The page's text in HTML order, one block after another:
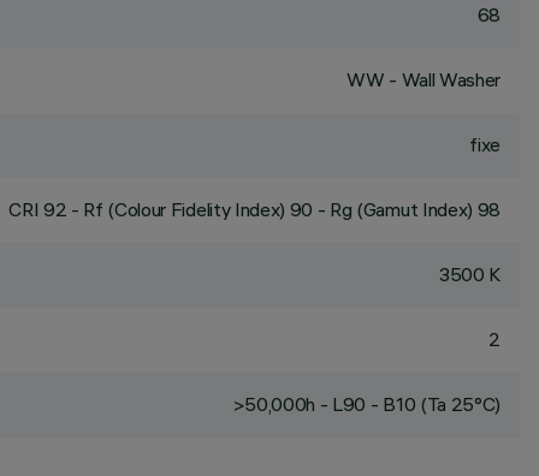
68
WW - Wall Washer
fixe
CRI 92 - Rf (Colour Fidelity Index) 90 - Rg (Gamut Index) 98
3500 K
2
>50,000h - L90 - B10 (Ta 25°C)